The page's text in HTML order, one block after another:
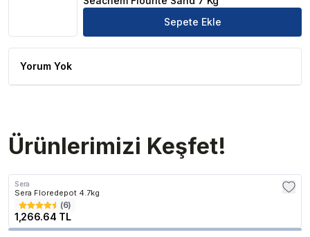
Sepete Ekle
Yorum Yok
Ürünlerimizi Keşfet!
Sera
Sera Floredepot 4.7kg
(6)
1,266.64 TL